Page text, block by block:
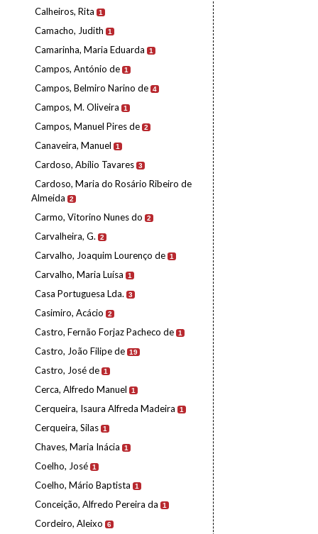
Calheiros, Rita 1
Camacho, Judith 1
Camarinha, Maria Eduarda 1
Campos, António de 1
Campos, Belmiro Narino de 4
Campos, M. Oliveira 1
Campos, Manuel Pires de 2
Canaveira, Manuel 1
Cardoso, Abílio Tavares 3
Cardoso, Maria do Rosário Ribeiro de
Almeida
2
Carmo, Vitorino Nunes do 2
Carvalheira, G. 2
Carvalho, Joaquim Lourenço de 1
Carvalho, Maria Luísa 1
Casa Portuguesa Lda. 3
Casimiro, Acácio 2
Castro, Fernão Forjaz Pacheco de 1
Castro, João Filipe de 19
Castro, José de 1
Cerca, Alfredo Manuel 1
Cerqueira, Isaura Alfreda Madeira 1
Cerqueira, Silas 1
Chaves, Maria Inácia 1
Coelho, José 1
Coelho, Mário Baptista 1
Conceição, Alfredo Pereira da 1
Cordeiro, Aleixo 6